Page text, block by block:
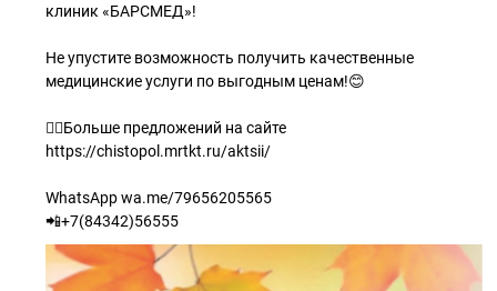
клиник «БАРСМЕД»!
Не упустите возможность получить качественные
медицинские услуги по выгодным ценам!😊
👉🏻Больше предложений на сайте
https://chistopol.mrtkt.ru/aktsii/
WhatsApp wa.me/79656205565
📲+7(84342)56555